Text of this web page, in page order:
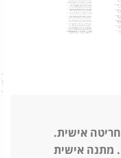
אישית.
מתנה אישית